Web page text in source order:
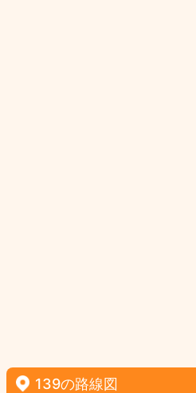
139の路線図